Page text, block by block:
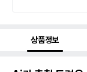
상품정보